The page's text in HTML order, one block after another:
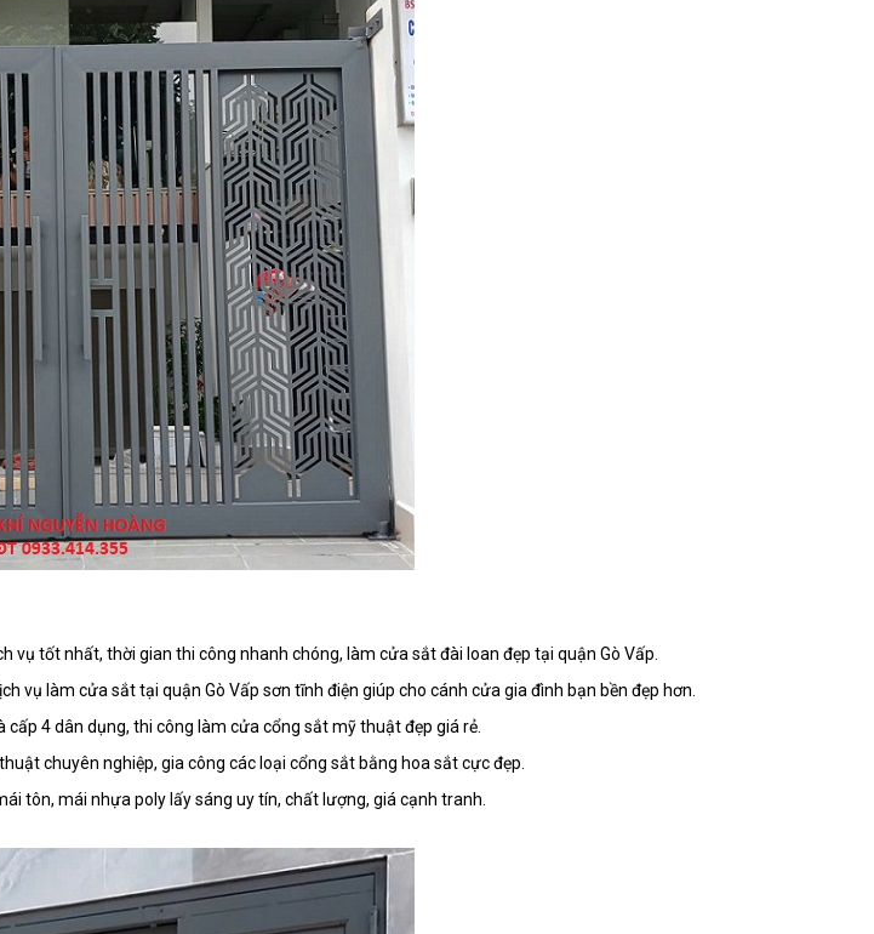
vụ tốt nhất, thời gian thi công nhanh chóng, làm cửa sắt đài loan đẹp tại quận Gò Vấp.
vụ làm cửa sắt tại quận Gò Vấp sơn tĩnh điện giúp cho cánh cửa gia đình bạn bền đẹp hơn.
4 dân dụng, thi công làm cửa cổng sắt mỹ thuật đẹp giá rẻ.
chuyên nghiệp, gia công các loại cổng sắt bằng hoa sắt cực đẹp.
tôn, mái nhựa poly lấy sáng uy tín, chất lượng, giá cạnh tranh.